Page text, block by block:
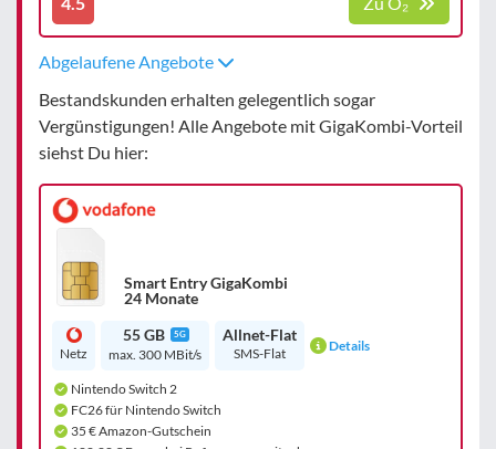
Abgelaufene Angebote
Bestandskunden erhalten gelegentlich sogar
Vergünstigungen! Alle Angebote mit GigaKombi-Vorteil
siehst Du hier:
Smart Entry GigaKombi
24 Monate
Netz
55 GB 5G
max. 300 MBit/s
Allnet-Flat
SMS-Flat Details
Nintendo Switch 2
FC26 für Nintendo Switch
35 € Amazon-Gutschein